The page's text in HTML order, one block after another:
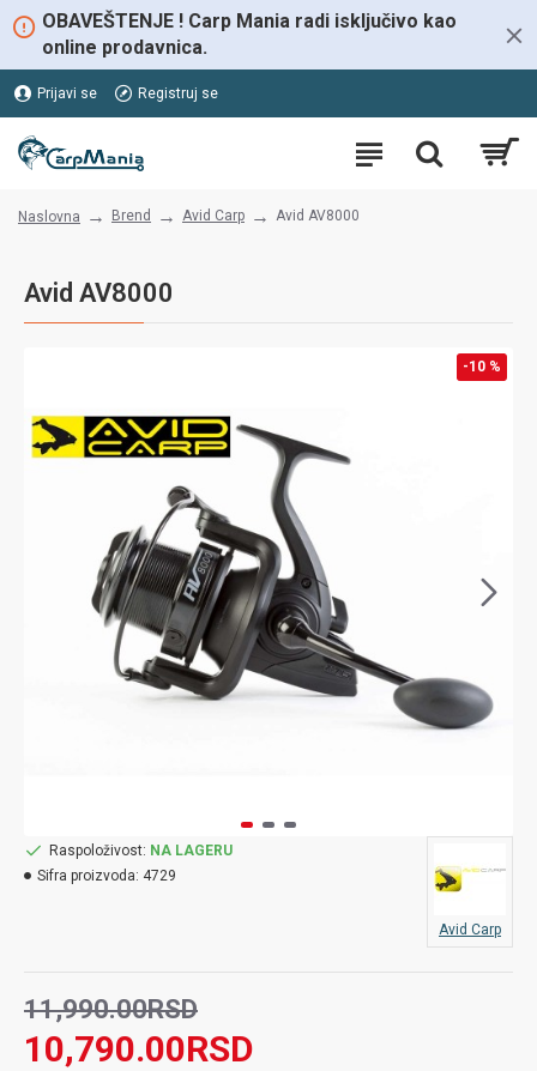
OBAVEŠTENJE ! Carp Mania radi isključivo kao
online prodavnica.
Prijavi se Registruj se
Naslovna Brend Avid Carp Avid AV8000
Avid AV8000
-10 %
10,790.00RSD
11,990.00RSD
Raspoloživost: NA LAGERU
Sifra proizvoda: 4729
Avid Carp